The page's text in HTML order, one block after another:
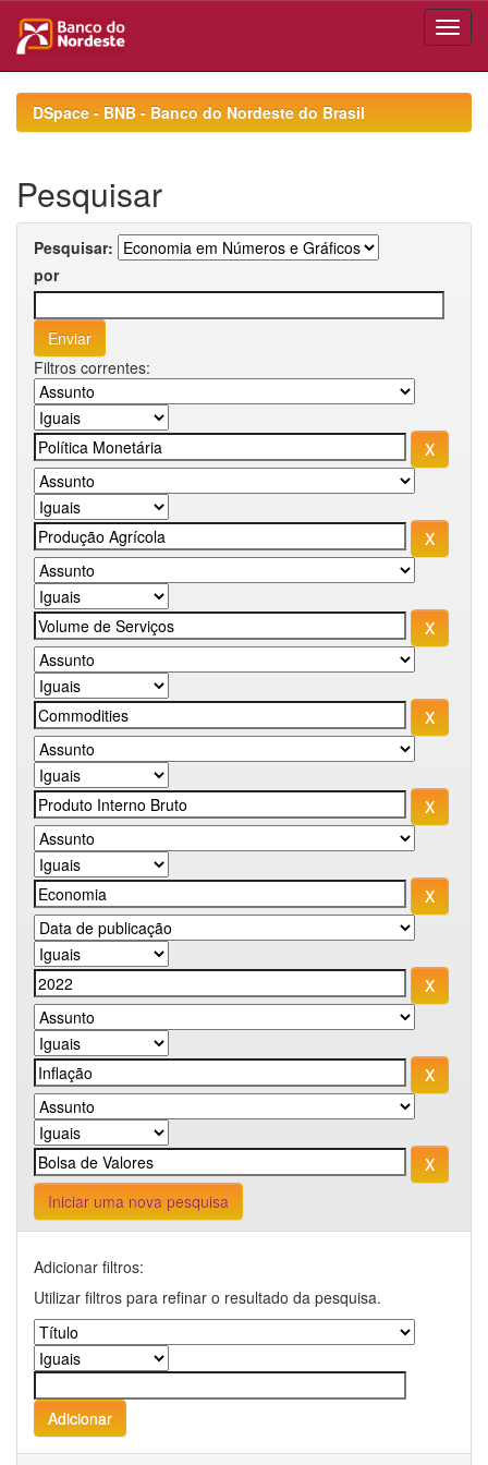
navigationDSpace - BNB - Banco do Nordeste do Brasil
Pesquisar
Pesquisar:
por
Filtros correntes:
Iniciar uma nova pesquisa
Adicionar filtros:
Utilizar filtros para refinar o resultado da pesquisa.